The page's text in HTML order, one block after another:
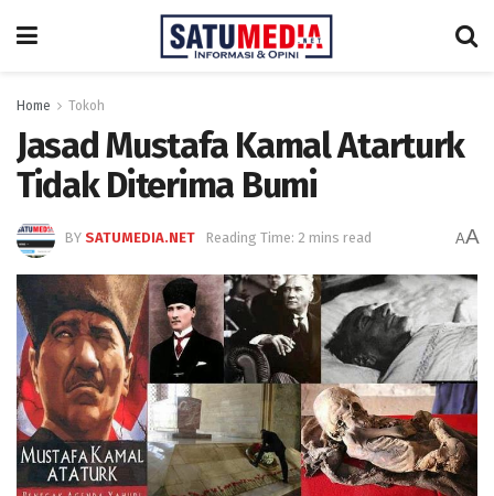
Home Tokoh
Jasad Mustafa Kamal Atarturk
Tidak Diterima Bumi
BY SATUMEDIA.NET Reading Time: 2 mins read AA